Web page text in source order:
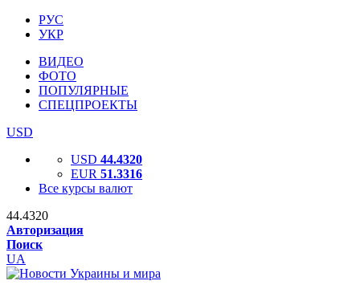
РУС
УКР
ВИДЕО
ФОТО
ПОПУЛЯРНЫЕ
СПЕЦПРОЕКТЫ
USD
USD 44.4320
EUR 51.3316
Все курсы валют
44.4320
Авторизация
Поиск
UA